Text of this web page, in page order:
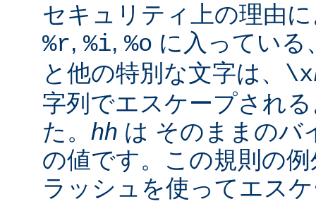
セキュリティ上の理由
%r, %i, %o に入っている
と他の特別な文字は、 \x
字列でエスケープされ
た。 hh は そのままのバ
の値です。この規則の
ラッシュを使ってエス